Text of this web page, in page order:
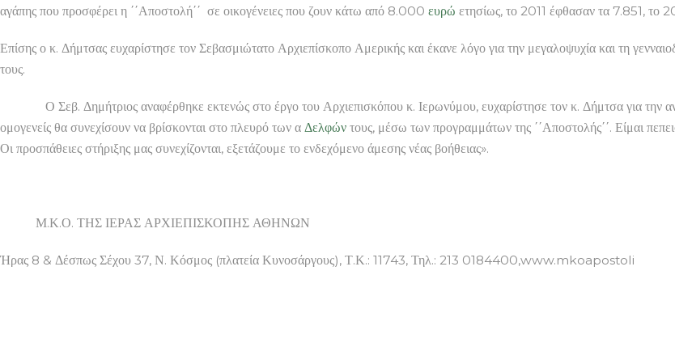
αγάπης που προσφέρει η ΄΄Αποστολή΄΄ σε οικογένειες που ζουν κάτω από 8.000 ευρώ ετησίως, το 2011 έφθασαν τα 7.851, το
Επίσης ο κ. Δήμτσας ευχαρίστησε τον Σεβασμιώτατο Αρχιεπίσκοπο Αμερικής και έκανε λόγο για την μεγαλοψυχία και τη
τους.
Ο Σεβ. Δημήτριος αναφέρθηκε εκτενώς στο έργο του Αρχιεπισκόπου κ. Ιερωνύμου, ευχαρίστησε τον κ. Δήμτσα για την
ομογενείς θα συνεχίσουν να βρίσκονται στο πλευρό των α Δελφών τους, μέσω των προγραμμάτων της ΄΄Αποστολής΄΄. Είμαι
Οι προσπάθειες στήριξης μας συνεχίζονται, εξετάζουμε το ενδεχόμενο άμεσης νέας βοήθειας».
Μ.Κ.Ο. ΤΗΣ ΙΕΡΑΣ ΑΡΧΙΕΠΙΣΚΟΠΗΣ ΑΘΗΝΩΝ
Ήρας 8 & Δέσπως Σέχου 37, Ν. Κόσμος (πλατεία Κυνοσάργους), Τ.Κ.: 11743, Τηλ.: 213 0184400,www.mkoapostoli